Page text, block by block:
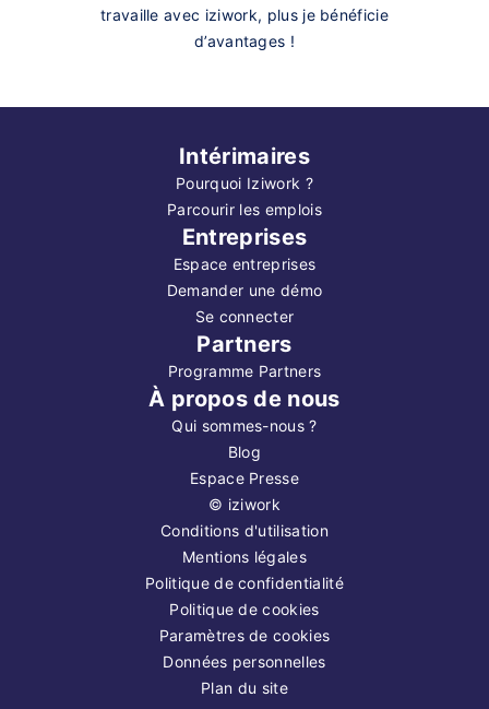
travaille avec iziwork, plus je bénéficie
d’avantages !
Intérimaires
Pourquoi Iziwork ?
Parcourir les emplois
Entreprises
Espace entreprises
Demander une démo
Se connecter
Partners
Programme Partners
À propos de nous
Qui sommes-nous ?
Blog
Espace Presse
© iziwork
Conditions d'utilisation
Mentions légales
Politique de confidentialité
Politique de cookies
Paramètres de cookies
Données personnelles
Plan du site